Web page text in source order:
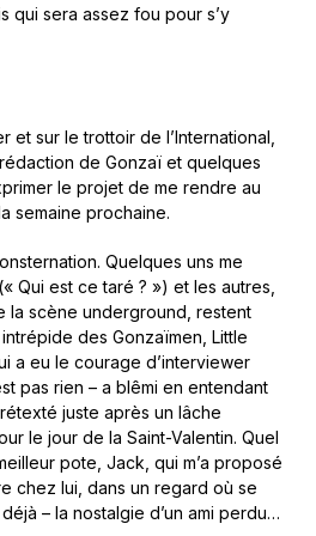
qui sera assez fou pour s’y
sur le trottoir de l’International,
de Gonzaï et quelques
le projet de me rendre au
semaine prochaine.
Quelques uns me
Qui est ce taré ? ») et les autres,
la scène underground, restent
des Gonzaïmen, Little
a eu le courage d’interviewer
pas rien – a blêmi en entendant
juste après un lâche
le jour de la Saint-Valentin. Quel
pote, Jack, qui m’a proposé
chez lui, dans un regard où se
– la nostalgie d’un ami perdu…